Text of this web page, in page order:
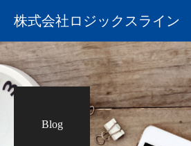
株式会社ロジックスライン
Blog